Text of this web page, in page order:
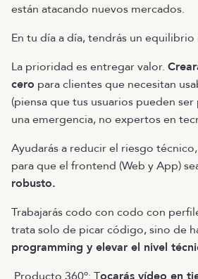
están atacando nuevos mercados.
En tu día a día, tendrás un
La prioridad es entregar valor.
cero para clientes que necesitan
(piensa que tus usuarios pueden
una emergencia, no expertos en
Ayudarás a reducir el riesgo
para que el frontend (Web y App)
robusto.
Trabajarás codo con codo con
trata solo de picar código, sino de
programming y elevar el nivel